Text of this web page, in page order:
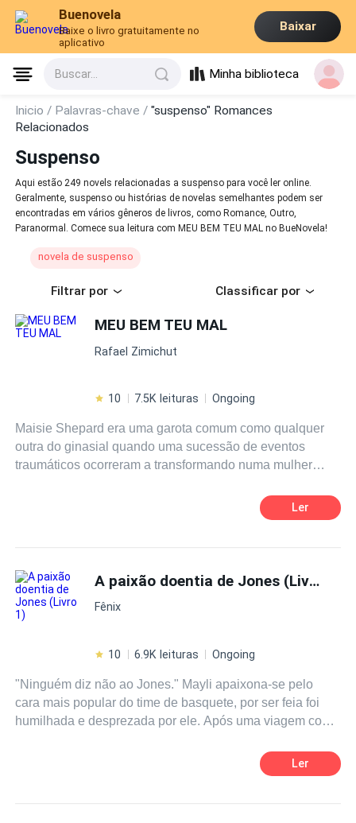
Buenovela
Baixe o livro gratuitamente no
aplicativo
Baixar
Buscar... Minha biblioteca
Inicio / Palavras-chave /"suspenso" Romances
Relacionados
Suspenso
Aqui estão 249 novels relacionadas a suspenso para você ler online.
Geralmente, suspenso ou histórias de novelas semelhantes podem ser
encontradas em vários gêneros de livros, como Romance, Outro,
Paranormal. Comece sua leitura com MEU BEM TEU MAL no BueNovela!
novela de suspenso
Filtrar por Classificar por
MEU BEM TEU MAL
Rafael Zimichut
10 7.5K leituras Ongoing
Maisie Shepard era uma garota comum como qualquer
outra do ginasial quando uma sucessão de eventos
traumáticos ocorreram a transformando numa mulher
demais para ela esquecer das pessoas que a fizeram
passar por tudo aquilo sozinha, fazendo-a assim vingar-
Ler
A paixão doentia de Jones (Livro 1)
Fênix
10 6.9K leituras Ongoing
"Ninguém diz não ao Jones." Mayli apaixona-se pelo
cara mais popular do time de basquete, por ser feia foi
humilhada e desprezada por ele. Após uma viagem com
Ler